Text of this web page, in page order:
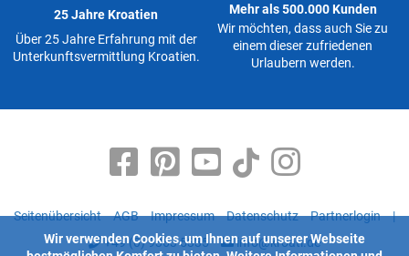
25 Jahre Kroatien
Über 25 Jahre Erfahrung mit der
Unterkunftsvermittlung Kroatien.
Mehr als 500.000 Kunden
Wir möchten, dass auch Sie zu
einem dieser zufriedenen
Urlaubern werden.
Seitenübersicht AGB Impressum Datenschutz Partnerlogin
|
+49 (0) 9363 5335
info@kroati.de
Wir verwenden Cookies, um Ihnen auf unserer Webseite